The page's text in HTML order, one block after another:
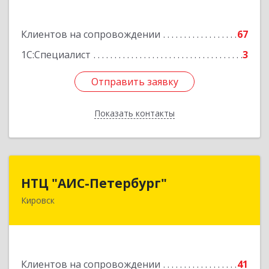
Клиентов на сопровождении
67
1С:Специалист
3
Отправить заявку
Показать контакты
Отправить заявку
Назад
НТЦ "АИС-Петербург"
Кировск
Клиентов на сопровождении 41
НТЦ "АИС-Петербург"
187342, Ленинградская обл, Кировск г, р-н